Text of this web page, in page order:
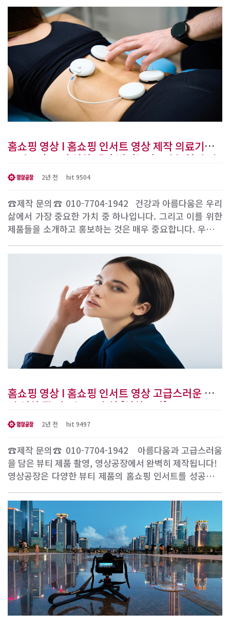
상을 고급스럽게 제작하여 고객들의 기대를 충족시키고 브
랜드 이미지를 강화합니다. 이 글에서는 저희 영상공장이 어
떻게 가전제품 영상을 고급스럽게 제작하는지..
홈쇼핑 영상 I 홈쇼핑 인서트 영상 제작 의료기기
tv광고 홈쇼핑 영상 제작 법적논란&이슈 없이 깔
끔하게 제작하는 곳 찾으시나요? [영상공장]
2년 전 hit 9504
☎제작 문의☎ 010-7704-1942 ​ 건강과 아름다움은 우리
삶에서 가장 중요한 가치 중 하나입니다. 그리고 이를 위한
제품들을 소개하고 홍보하는 것은 매우 중요합니다. 우리는
식품, 영양제, 의약외품까지 다양한 제품을 홈쇼핑 인서트
영상과 홍보 영상, 바이럴 마케팅 영상으로 제작하는 영상공
장입니다. 이제 우리와 함께 건강과 아름다움을 담..
홈쇼핑 영상 I 홈쇼핑 인서트 영상 고급스러운 뷰
티 영상 잘 만드는 곳 추천 [영상공장]
2년 전 hit 9497
☎제작 문의☎ 010-7704-1942 ​ ​ 아름다움과 고급스러움
을 담은 뷰티 제품 촬영, 영상공장에서 완벽히 제작됩니다! ​ ​
영상공장은 다양한 뷰티 제품의 홈쇼핑 인서트를 성공적으
부터 찬사를 받아왔습니다. 컬브러쉬, 네일 스티커, 화장품,
에센스, 남성화장품 등 다양한 뷰티 제품을 아름답고 고급스
럽게 촬영하여 홈쇼핑 인서트로 제작..